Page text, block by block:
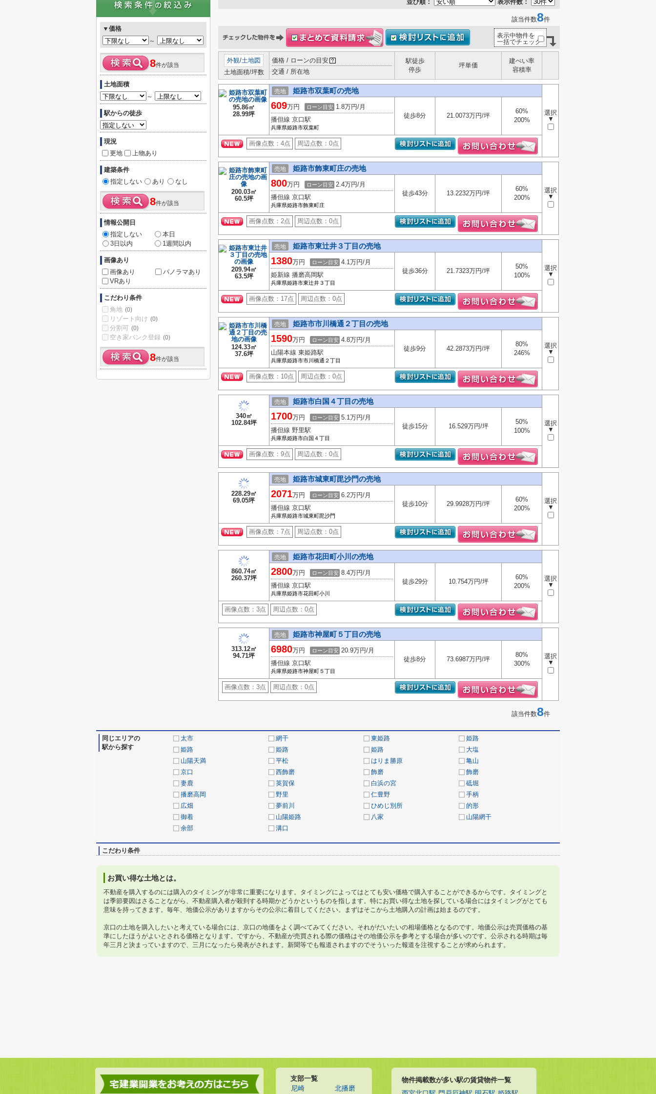
並び順： 表示件数：
該当件数8件
表示中物件を
一括でチェック
外観/土地図
土地面積/坪数
価格 / ローンの目安
交通 / 所在地
駅徒歩
停歩
坪単価
建ぺい率
容積率
95.86㎡
28.99坪
売地 姫路市双葉町の売地
選択
▼
609万円 ローン目安 1.8万円/月
播但線 京口駅
兵庫県姫路市双葉町
徒歩8分 21.0073万円/坪
60%
200%
画像点数： 4点 周辺点数： 0点
200.03㎡
60.5坪
売地 姫路市飾東町庄の売地
選択
▼
800万円 ローン目安 2.4万円/月
播但線 京口駅
兵庫県姫路市飾東町庄
徒歩43分 13.2232万円/坪
60%
200%
画像点数： 2点 周辺点数： 0点
209.94㎡
63.5坪
売地 姫路市東辻井３丁目の売地
選択
▼
1380万円 ローン目安 4.1万円/月
姫新線 播磨高岡駅
兵庫県姫路市東辻井３丁目
徒歩36分 21.7323万円/坪
50%
100%
画像点数： 17点 周辺点数： 0点
124.33㎡
37.6坪
売地 姫路市市川橋通２丁目の売地
選択
▼
1590万円 ローン目安 4.8万円/月
山陽本線 東姫路駅
兵庫県姫路市市川橋通２丁目
徒歩9分 42.2873万円/坪
80%
246%
画像点数： 10点 周辺点数： 0点
340㎡
102.84坪
売地 姫路市白国４丁目の売地
選択
▼
1700万円 ローン目安 5.1万円/月
播但線 野里駅
兵庫県姫路市白国４丁目
徒歩15分 16.529万円/坪
50%
100%
画像点数： 9点 周辺点数： 0点
228.29㎡
69.05坪
売地 姫路市城東町毘沙門の売地
選択
▼
2071万円 ローン目安 6.2万円/月
播但線 京口駅
兵庫県姫路市城東町毘沙門
徒歩10分 29.9928万円/坪
60%
200%
画像点数： 7点 周辺点数： 0点
860.74㎡
260.37坪
売地 姫路市花田町小川の売地
選択
▼
2800万円 ローン目安 8.4万円/月
播但線 京口駅
兵庫県姫路市花田町小川
徒歩29分 10.754万円/坪
60%
200%
画像点数： 3点 周辺点数： 0点
313.12㎡
94.71坪
売地 姫路市神屋町５丁目の売地
選択
▼
6980万円 ローン目安 20.9万円/月
播但線 京口駅
兵庫県姫路市神屋町５丁目
徒歩8分 73.6987万円/坪
80%
300%
画像点数： 3点 周辺点数： 0点
該当件数8件
▼価格
～
8件が該当
土地面積
～
駅からの徒歩
現況
更地
上物あり
建築条件
指定しない
あり なし
8件が該当
情報公開日
指定しない
本日
3日以内
1週間以内
画像あり
画像あり
パノラマあり
VRあり
こだわり条件
角地 (0)
リゾート向け (0)
分割可 (0)
空き家バンク登録 (0)
8件が該当
同じエリアの
駅から探す
太市 網干 東姫路
姫路
姫路
姫路 姫路
大塩
山陽天満
平松 はりま勝原
亀山
京口
西飾磨 飾磨
飾磨
妻鹿
英賀保 白浜の宮
砥堀
播磨高岡
野里 仁豊野
手柄
広畑
夢前川 ひめじ別所
的形
御着
山陽姫路 八家
山陽網干
余部
溝口
こだわり条件
お買い得な土地とは。
不動産を購入するのには購入のタイミングが非常に重要になります。タイミングによってはとても安い価格で購入することができるからです。タイミングと
は季節要因はさることながら、不動産購入者が殺到する時期かどうかというものを指します。特にお買い得な土地を探している場合にはタイミングがとても
意味を持ってきます。毎年、地価公示がありますからその公示に着目してください。まずはそこから土地購入の計画は始まるのです。
京口の土地を購入したいと考えている場合には、京口の地価をよく調べてみてください。それがだいたいの相場価格となるのです。地価公示は売買価格の基
準にしたほうがよいとされる価格となります。ですから、不動産が売買される際の価格はその地価公示を参考とする場合が多いのです。公示される時期は毎
年三月と決まっていますので、三月になったら発表がされます。新聞等でも報道されますのでそういった報道を注視することが求められます。
支部一覧
尼崎 北播磨
物件掲載数が多い駅の賃貸物件一覧